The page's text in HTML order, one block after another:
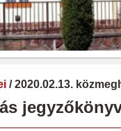
/ 2020.02.13.